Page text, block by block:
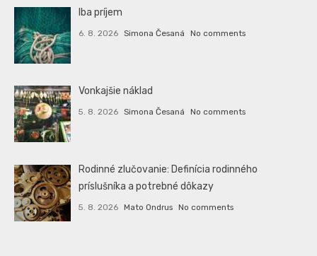
Iba príjem
6. 8. 2026 Simona Česaná No comments
Vonkajšie náklad
5. 8. 2026 Simona Česaná No comments
Rodinné zlučovanie: Definícia rodinného
príslušníka a potrebné dôkazy
5. 8. 2026 Mato Ondrus No comments